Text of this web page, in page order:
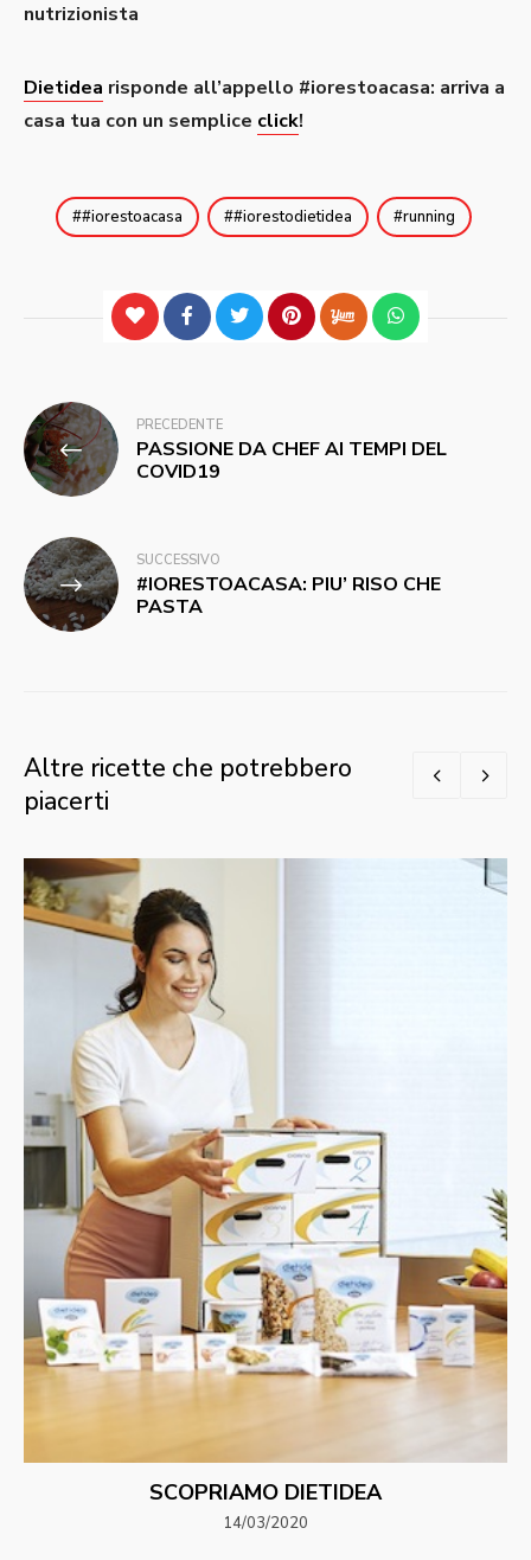
nutrizionista
Dietidea risponde all’appello #iorestoacasa: arriva a
casa tua con un semplice click!
#iorestoacasa #iorestodietidea running
Navigazione
articoli
PRECEDENTE
PASSIONE DA CHEF AI TEMPI DEL
COVID19
SUCCESSIVO
#IORESTOACASA: PIU’ RISO CHE
PASTA
Altre ricette che potrebbero
piacerti
SCOPRIAMO DIETIDEA
14/03/2020